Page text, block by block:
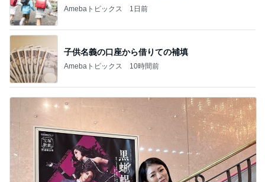
Amebaトピックス 1日前
子供名義の口座から借りての補填
Amebaトピックス 10時間前